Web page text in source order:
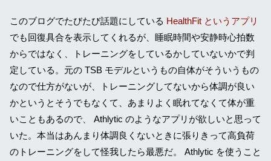
このブログでたびたび話題にしている HealthFit というアプリ
でも回復具合を表示してくれるが、睡眠時間や安静時心拍数
からではなく、トレーニングをしているかしていないかで判
定している。元の TSB モデルというもの自体がそういうもの
なので仕方がないが、トレーニングしてないから体調が良い
かというとそうでもなくて、あまりよく眠れてなくて体が重
いこともあるので、 Athlytic のようなアプリが欲しいと思って
いた。本当はあんまり体調良くないときに張りきって高負荷
のトレーニングをして怪我したら最悪だ。 Athlytic を使うこと